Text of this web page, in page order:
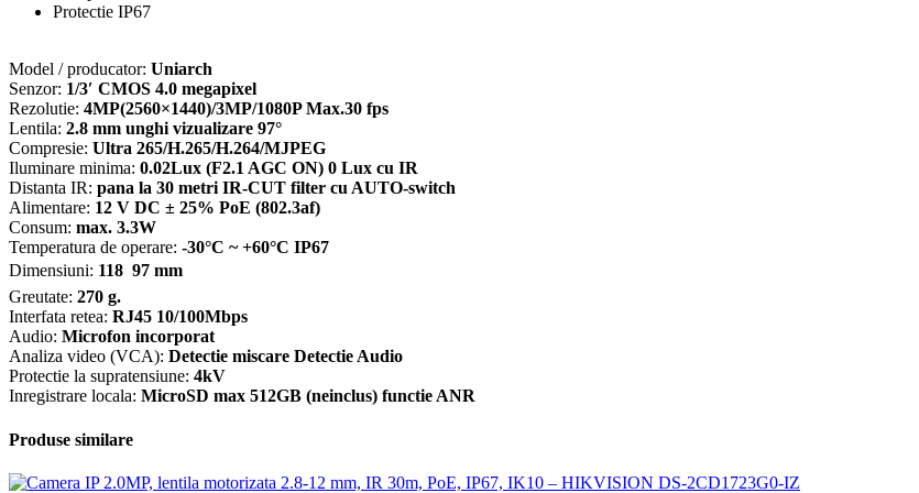
Protectie IP67
Model / producator: Uniarch
Senzor: 1/3′ CMOS 4.0 megapixel
Rezolutie: 4MP(2560×1440)/3MP/1080P Max.30 fps
Lentila: 2.8 mm unghi vizualizare 97°
Compresie: Ultra 265/H.265/H.264/MJPEG
Iluminare minima: 0.02Lux (F2.1 AGC ON) 0 Lux cu IR
Distanta IR: pana la 30 metri IR-CUT filter cu AUTO-switch
Alimentare: 12 V DC ± 25% PoE (802.3af)
Consum: max. 3.3W
Temperatura de operare: -30°C ~ +60°C IP67
Dimensiuni: 118  97 mm
Greutate: 270 g.
Interfata retea: RJ45 10/100Mbps
Audio: Microfon incorporat
Analiza video (VCA): Detectie miscare Detectie Audio
Protectie la supratensiune: 4kV
Inregistrare locala: MicroSD max 512GB (neinclus) functie ANR
Produse similare